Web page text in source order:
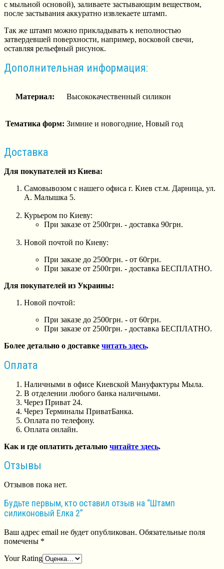
с мыльной основой), заливаете застывающим веществом,
после застывания аккуратно извлекаете штамп.
Так же штамп можно прикладывать к неполностью
затвердевшей поверхности, например, восковой свечи,
оставляя рельефный рисунок.
Дополнительная информация:
Материал: Высококачественный силикон
Тематика форм: Зимние и новогодние, Новый год
Доставка
Для покупателей из Киева:
Самовывозом с нашего офиса г. Киев ст.м. Дарница, ул.
А. Малышка 5.
Курьером по Киеву:
При заказе от 2500грн. - доставка 90грн.
Новой почтой по Киеву:
При заказе до 2500грн. - от 60грн.
При заказе от 2500грн. - доставка БЕСПЛАТНО.
Для покупателей из Украины:
Новой почтой:
При заказе до 2500грн. - от 60грн.
При заказе от 2500грн. - доставка БЕСПЛАТНО.
Более детально о доставке читать здесь.
Оплата
Наличными в офисе Киевской Мануфактуры Мыла.
В отделении любого банка наличными.
Через Приват 24.
Через Терминалы ПриватБанка.
Оплата по телефону.
Оплата онлайн.
Как и где оплатить детально читайте здесь.
Отзывы
Отзывов пока нет.
Будьте первым, кто оставил отзыв на “Штамп
силиконовый Елка 2”
Ваш адрес email не будет опубликован. Обязательные поля
помечены *
Your Rating